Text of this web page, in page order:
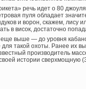
речь идет о 80
пуля обладает
и ворон, скажем, лису
в висок, достаточно
выше — до уровня
такой охоты. Ранее их
производитель
истории сверхмощную